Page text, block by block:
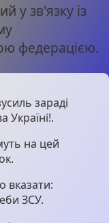
у зв'язку із
федерацією.
зараді
Україні!.
на цей
вказати:
ЗСУ.